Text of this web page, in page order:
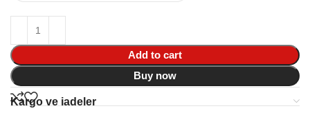
Add to cart
Buy now
Kargo ve iadeler